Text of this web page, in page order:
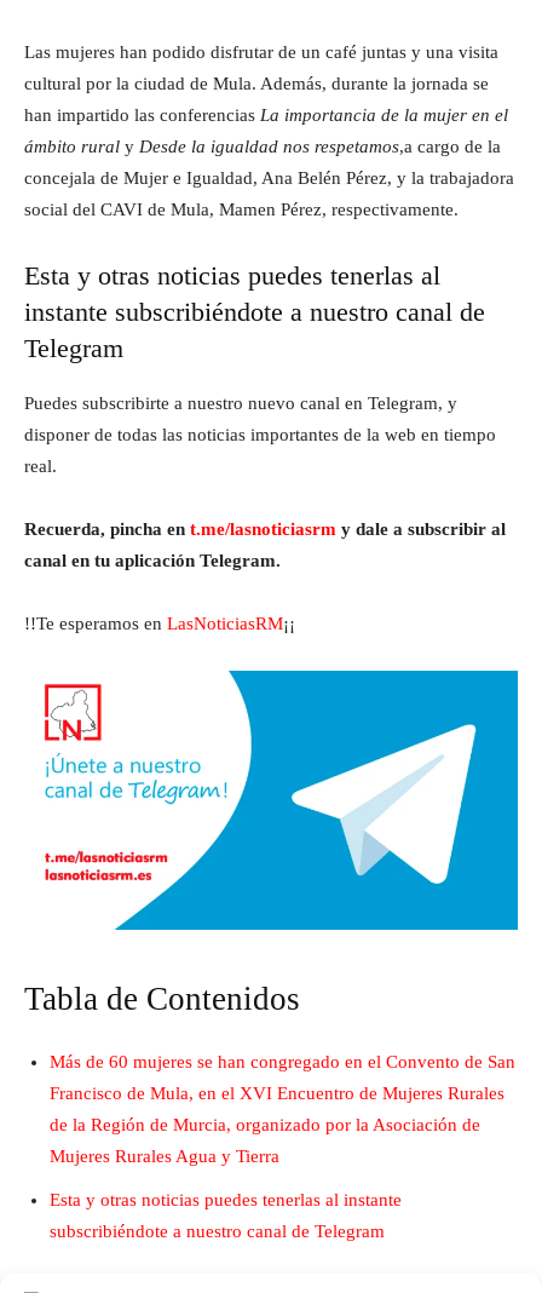
Las mujeres han podido disfrutar de un café juntas y una visita
cultural por la ciudad de Mula. Además, durante la jornada se
han impartido las conferencias La importancia de la mujer en el
ámbito rural y Desde la igualdad nos respetamos,a cargo de la
concejala de Mujer e Igualdad, Ana Belén Pérez, y la trabajadora
social del CAVI de Mula, Mamen Pérez, respectivamente.
Esta y otras noticias puedes tenerlas al
instante subscribiéndote a nuestro canal de
Telegram
Puedes subscribirte a nuestro nuevo canal en Telegram, y
disponer de todas las noticias importantes de la web en tiempo
real.
Recuerda, pincha en t.me/lasnoticiasrm y dale a subscribir al
canal en tu aplicación Telegram.
!!Te esperamos en LasNoticiasRM¡¡
Tabla de Contenidos
Más de 60 mujeres se han congregado en el Convento de San
Francisco de Mula, en el XVI Encuentro de Mujeres Rurales
de la Región de Murcia, organizado por la Asociación de
Mujeres Rurales Agua y Tierra
Esta y otras noticias puedes tenerlas al instante
subscribiéndote a nuestro canal de Telegram